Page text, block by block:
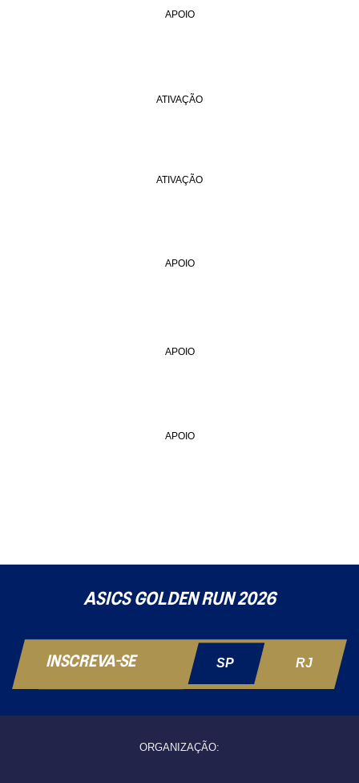
APOIO
ATIVAÇÃO
ATIVAÇÃO
APOIO
APOIO
APOIO
ASICS GOLDEN RUN 2026
INSCREVA-SE SP RJ
ORGANIZAÇÃO: